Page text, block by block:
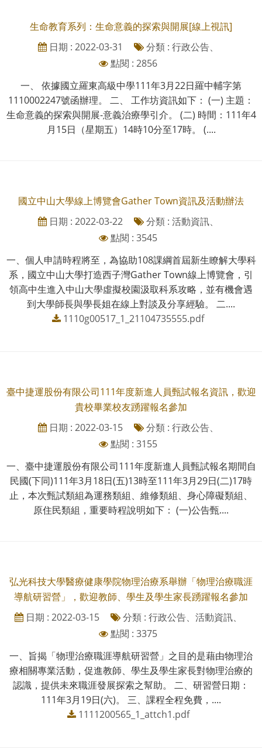
生命教育系列：生命意義的探索與開展[線上視訊]
日期 : 2022-03-31
分類 : 行政公告、
點閱 : 2856
一、 依據國立羅東高級中學111年3月22日羅中輔字第
1110002247號函辦理。 二、 工作坊資訊如下： (一) 主題：
生命意義的探索與開展-意義治療學引介。 (二) 時間：111年4
月15日（星期五）14時10分至17時。 (....
國立中山大學線上博覽會Gather Town資訊及活動辦法
日期 : 2022-03-22
分類 : 活動資訊、
點閱 : 3545
一、個人申請時程將至，為協助108課綱首屆新生瞭解大學科
系，國立中山大學打造西子灣Gather Town線上博覽會，引
領高中生進入中山大學虛擬校園汲取科系攻略，並有機會遇
到大學師長與學長姐在線上對談及分享經驗。 二....
1110g00517_1_21104735555.pdf
臺中捷運股份有限公司111年度新進人員甄試報名資訊，歡迎
貴校畢業校友踴躍報名參加
日期 : 2022-03-15
分類 : 行政公告、
點閱 : 3155
一、臺中捷運股份有限公司111年度新進人員甄試報名期間自
民國(下同)111年3月18日(五)13時至111年3月29日(二)17時
止，本次甄試類組為運務類組、維修類組、身心障礙類組、
原住民類組，重要時程說明如下： (一)公告甄....
弘光科技大學醫療健康學院物理治療系舉辦「物理治療職涯
導航研習營」，歡迎教師、學生及學生家長踴躍報名參加
日期 : 2022-03-15
分類 : 行政公告、活動資訊、
點閱 : 3375
一、旨揭「物理治療職涯導航研習營」之目的是藉由物理治
療相關專業活動，促進教師、學生及學生家長對物理治療的
認識，提供未來職涯發展探索之幫助。 二、研習營日期：
111年3月19日(六)。 三、課程全程免費，....
1111200565_1_attch1.pdf